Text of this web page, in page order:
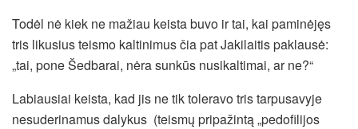
Todėl nė kiek ne mažiau keista buvo ir tai, kai paminėjęs
tris likusius teismo kaltinimus čia pat Jakilaitis paklausė:
„tai, pone Šedbarai, nėra sunkūs nusikaltimai, ar ne?“
Labiausiai keista, kad jis ne tik toleravo tris tarpusavyje
nesuderinamus dalykus (teismų pripažintą „pedofilijos